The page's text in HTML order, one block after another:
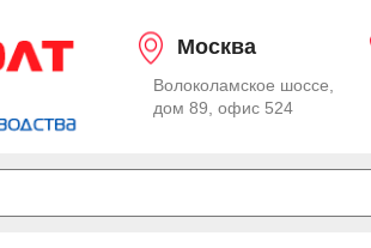
Москва
Волоколамское шоссе,
дом 89, офис 524